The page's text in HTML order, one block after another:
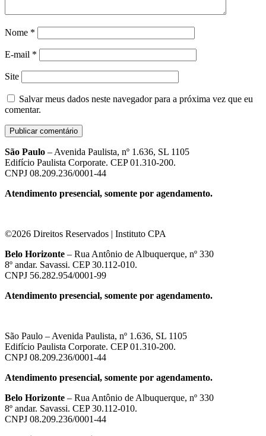
Nome *
E-mail *
Site
Salvar meus dados neste navegador para a próxima vez que eu
comentar.
São Paulo – Avenida Paulista, nº 1.636, SL 1105
Edifício Paulista Corporate. CEP 01.310-200.
CNPJ 08.209.236/0001-44
Atendimento presencial, somente por agendamento.
©2026 Direitos Reservados | Instituto CPA
Belo Horizonte – Rua Antônio de Albuquerque, nº 330
8º andar. Savassi. CEP 30.112-010.
CNPJ 56.282.954/0001-99
Atendimento presencial, somente por agendamento.
São Paulo – Avenida Paulista, nº 1.636, SL 1105
Edifício Paulista Corporate. CEP 01.310-200.
CNPJ 08.209.236/0001-44
Atendimento presencial, somente por agendamento.
Belo Horizonte – Rua Antônio de Albuquerque, nº 330
8º andar. Savassi. CEP 30.112-010.
CNPJ 08.209.236/0001-44